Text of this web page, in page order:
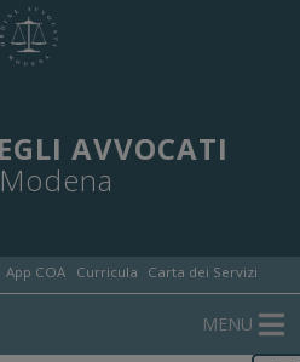
AVVOCATI
App COA Curricula Carta dei Servizi
MENU